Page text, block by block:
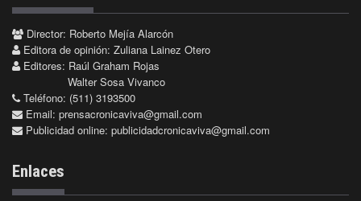
Director: Roberto Mejía Alarcón
Editora de opinión: Zuliana Lainez Otero
Editores: Raúl Graham Rojas
Walter Sosa Vivanco
Teléfono: (511) 3193500
Email: prensacronicaviva@gmail.com
Publicidad online: publicidadcronicaviva@gmail.com
Enlaces